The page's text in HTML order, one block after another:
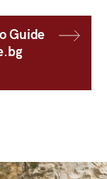
Guide